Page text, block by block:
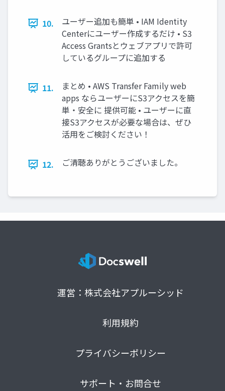
10.
ユーザー追加も簡単 • IAM Identity
Centerにユーザー作成するだけ • S3
Access Grantsとウェブアプリで許可
しているグループに追加する
11.
まとめ • AWS Transfer Family web
apps ならユーザーにS3アクセスを簡
単・安全に 提供可能 • ユーザーに直
接S3アクセスが必要な場合は、ぜひ
活用をご検討ください！
12. ご清聴ありがとうございました。
運営：株式会社アプルーシッド
利用規約
プライバシーポリシー
サポート・お問合せ